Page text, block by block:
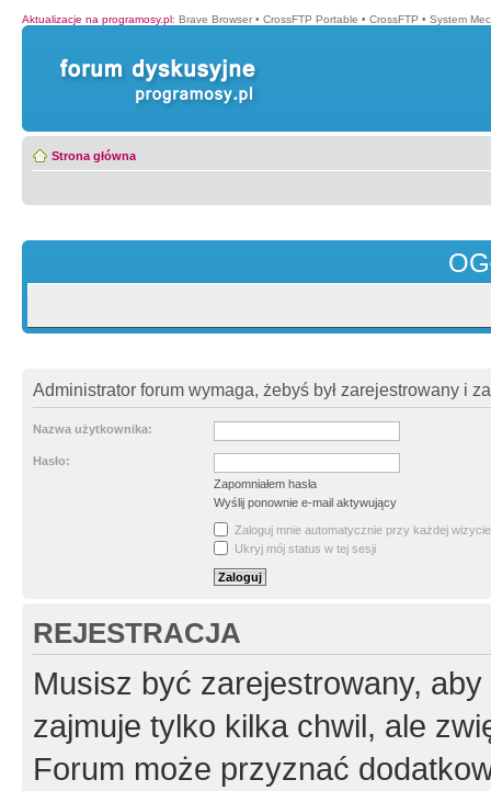
Aktualizacje na programosy.pl: Brave Browser • CrossFTP Portable • CrossFTP • System
Strona główna
Administrator forum wymaga, żebyś był zarejestrowany i
Nazwa użytkownika:
Hasło:
Zapomniałem hasła
Wyślij ponownie e-mail aktywujący
Zaloguj mnie automatycznie przy każdej wizycie
Ukryj mój status w tej sesji
REJESTRACJA
Musisz być zarejestrowany,
zajmuje tylko kilka chwil, ale
Forum może przyznać